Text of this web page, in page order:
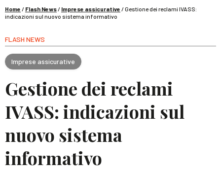
Home / Flash News/ Imprese assicurative /Gestione dei reclami IVASS:
indicazioni sul nuovo sistema informativo
FLASH NEWS
Imprese assicurative
Gestione dei reclami
IVASS: indicazioni sul
nuovo sistema
informativo